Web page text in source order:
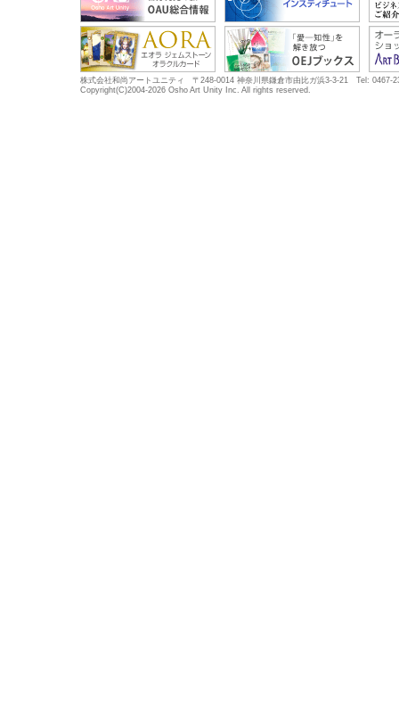
株式会社和尚アートユニティ 〒248-0014 神奈川県鎌倉市由比ガ浜3-3-21 Tel: 0467-
Copyright(C)2004-2026 Osho Art Unity Inc. All rights reserved.